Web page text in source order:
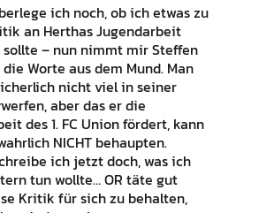
ich noch, ob ich etwas zu
an Herthas Jugendarbeit
– nun nimmt mir Steffen
Worte aus dem Mund. Man
nicht viel in seiner
aber das er die
des 1. FC Union fördert, kann
NICHT behaupten.
ich jetzt doch, was ich
tun wollte… OR täte gut
Kritik für sich zu behalten,